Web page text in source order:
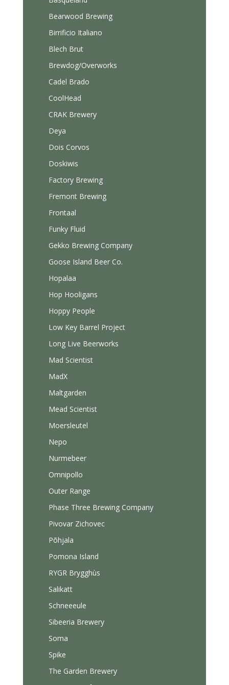
Bearwood Brewing
Birrificio Italiano
Blech Brut
Brewdog/Overworks
Cadel Brado
CoolHead
CRAK Brewery
Deya
Dois Corvos
Doskiwis
Factory Brewing
Fremont Brewing
Frontaal
Funky Fluid
Gekko Brewing Company
Goose Island Beer Co.
Hopalaa
Hop Hooligans
Hoppy People
Low Key Barrel Project
Long Live Beerworks
Mad Scientist
MadX
Maltgarden
Mead Scientist
Moersleutel
Nepo
Nurmebeer
Omnipollo
Outer Range
Phase Three Brewing Company
Pivovar Zichovec
Põhjala
Pomona Island
RYGR Brygghùs
Salikatt
Schneeeule
Sibeeria Brewery
Soma
Spike
The Garden Brewery